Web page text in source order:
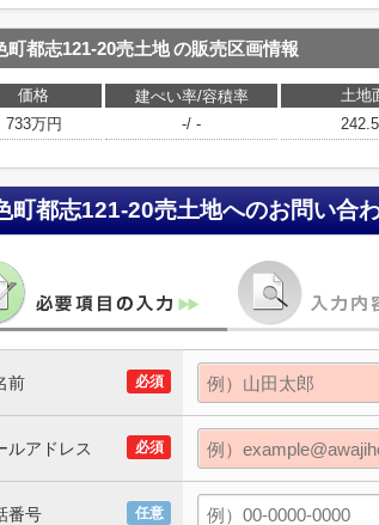
町都志121-20売土地の販売区画情報
価格 建ぺい率/容積率 土地
733万円
-/ -
町都志121-20売土地へのお問い合
必須
前
必須
ルアドレス
任意
番号